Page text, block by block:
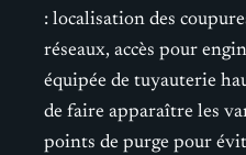
: localisation des
réseaux, accès pour
équipée de tuyauterie
de faire apparaître les
points de purge pour